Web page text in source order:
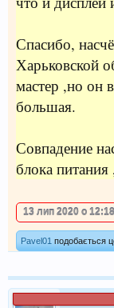
Спасибо,
Харьковской
мастер ,но он
большая.
Совпадение
блока
13 лип 2020 о 12:18
Pavel01 подобається